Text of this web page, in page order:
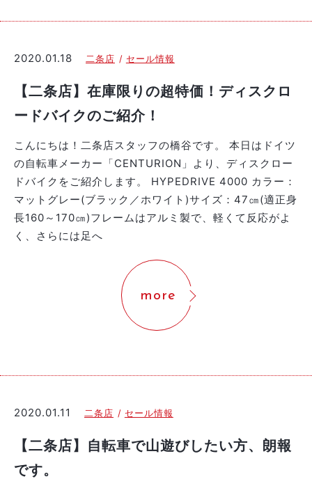
2020.01.18 二条店 セール情報
【二条店】在庫限りの超特価！ディスクロ
ードバイクのご紹介！
こんにちは！二条店スタッフの橋谷です。 本日はドイツ
の自転車メーカー「CENTURION」より、ディスクロー
ドバイクをご紹介します。 HYPEDRIVE 4000 カラー：
マットグレー(ブラック／ホワイト)サイズ：47㎝(適正身
長160～170㎝)フレームはアルミ製で、軽くて反応がよ
く、さらには足へ
more
2020.01.11 二条店 セール情報
【二条店】自転車で山遊びしたい方、朗報
です。